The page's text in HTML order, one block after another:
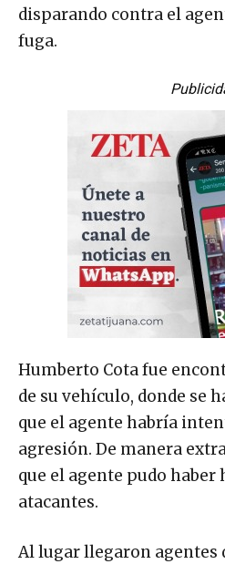
disparando contra el
fuga.
Humberto Cota fue
de su vehículo, donde se
que el agente habría
agresión. De manera
que el agente pudo haber
atacantes.
Al lugar llegaron agentes